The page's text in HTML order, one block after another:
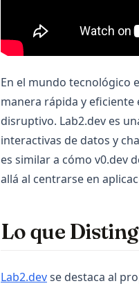
En el mundo tecnológico
manera rápida y eficiente
disruptivo. Lab2.dev es
interactivas de datos y
es similar a cómo v0.dev
allá al centrarse en
Lo que
Lab2.dev(opens in a new
se destaca al